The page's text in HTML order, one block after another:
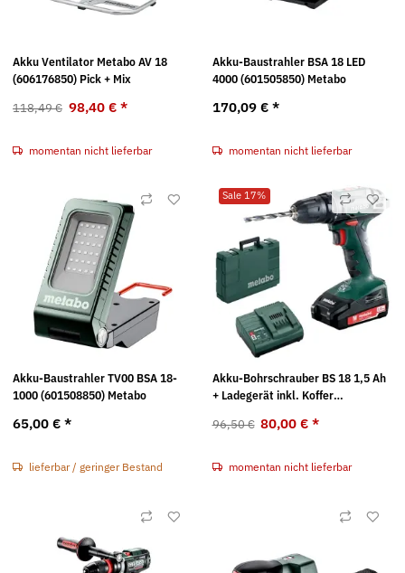
Akku Ventilator Metabo AV 18
(606176850) Pick + Mix
118,49 € 98,40 € *
momentan nicht lieferbar
Akku-Baustrahler BSA 18 LED
4000 (601505850) Metabo
170,09 € *
momentan nicht lieferbar
Akku-Baustrahler TV00 BSA 18-
1000 (601508850) Metabo
65,00 € *
lieferbar / geringer Bestand
Sale 17%
Akku-Bohrschrauber BS 18 1,5 Ah
+ Ladegerät inkl. Koffer
96,50 € 80,00 € *
momentan nicht lieferbar